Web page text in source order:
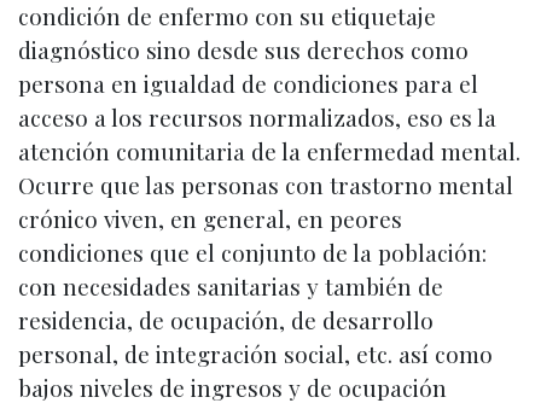
condición de enfermo con su etiquetaje
diagnóstico sino desde sus derechos como
persona en igualdad de condiciones para el
acceso a los recursos normalizados, eso es la
atención comunitaria de la enfermedad mental.
Ocurre que las personas con trastorno mental
crónico viven, en general, en peores
condiciones que el conjunto de la población:
con necesidades sanitarias y también de
residencia, de ocupación, de desarrollo
personal, de integración social, etc. así como
bajos niveles de ingresos y de ocupación